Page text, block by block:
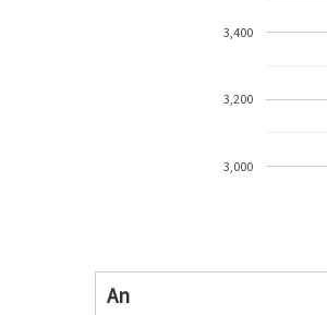
3,000
3,200
3,400
An